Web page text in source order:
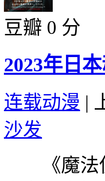
豆瓣 0 分
2023年日
连载动漫 |
沙发
《魔法使